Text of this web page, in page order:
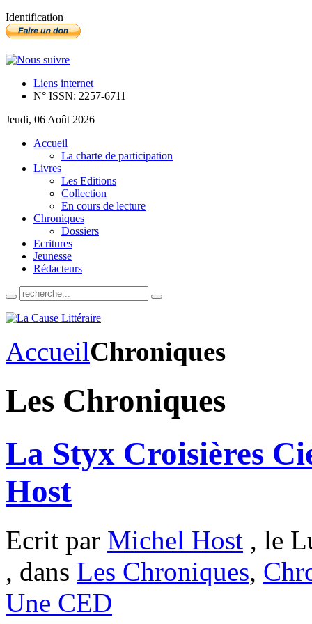
Identification
Liens internet
N° ISSN: 2257-6711
Jeudi, 06 Août 2026
Accueil
La charte de participation
Livres
Les Editions
Collection
En cours de lecture
Chroniques
Dossiers
Ecritures
Jeunesse
Rédacteurs
AccueilChroniques
Les Chroniques
La Styx Croisières
Host
Ecrit par Michel Host , le
, dans Les Chroniques,
Une CED